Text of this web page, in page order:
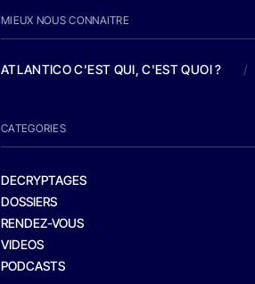
MIEUX NOUS CONNAITRE
ATLANTICO C'EST QUI, C'EST QUOI ? /
CATEGORIES
DECRYPTAGES
DOSSIERS
RENDEZ-VOUS
VIDEOS
PODCASTS